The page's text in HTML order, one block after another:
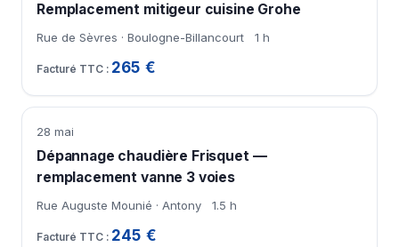
Remplacement mitigeur cuisine Grohe
Rue de Sèvres · Boulogne-Billancourt 1 h
265 €
28 mai
Dépannage chaudière Frisquet —
remplacement vanne 3 voies
Rue Auguste Mounié · Antony 1.5 h
245 €